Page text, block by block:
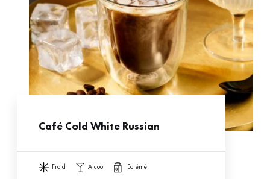
Café Cold White Russian
froid alcool ecrémé